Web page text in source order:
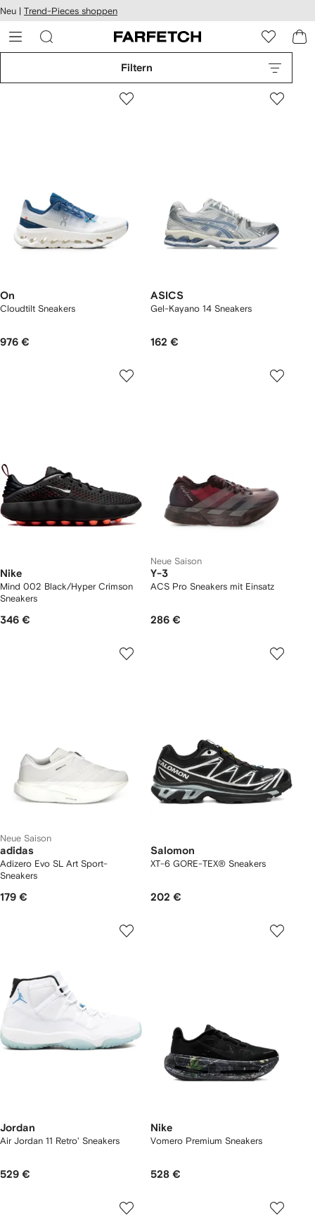
zum
Neu | Trend-Pieces shoppen
Filtern
On
Cloudtilt Sneakers
976 €
ASICS
Gel-Kayano 14 Sneakers
162 €
Nike
Mind 002 Black/Hyper Crimson
Sneakers
346 €
Neue Saison
Y-3
ACS Pro Sneakers mit Einsatz
286 €
Neue Saison
adidas
Adizero Evo SL Art Sport-
Sneakers
179 €
Salomon
XT-6 GORE-TEX® Sneakers
202 €
Jordan
Air Jordan 11 Retro' Sneakers
529 €
Nike
Vomero Premium Sneakers
528 €